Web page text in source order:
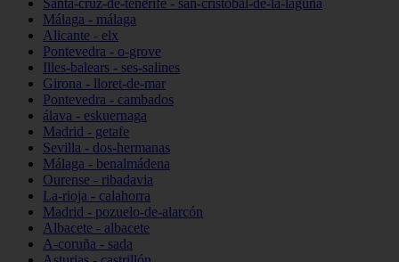
Santa-cruz-de-tenerife - san-cristóbal-de-la-laguna
Málaga - málaga
Alicante - elx
Pontevedra - o-grove
Illes-balears - ses-salines
Girona - lloret-de-mar
Pontevedra - cambados
álava - eskuernaga
Madrid - getafe
Sevilla - dos-hermanas
Málaga - benalmádena
Ourense - ribadavia
La-rioja - calahorra
Madrid - pozuelo-de-alarcón
Albacete - albacete
A-coruña - sada